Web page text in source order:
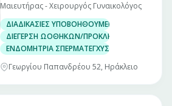
Μαιευτήρας - Χειρουργός Γυναικολόγος
ΔΙΑΔΙΚΑΣΙΕΣ ΥΠΟΒΟΗΘΟΥΜΕΝΗΣ
ΔΙΕΓΕΡΣΗ ΩΟΘΗΚΩΝ/ΠΡΟΚΛΗΣΗ
ΕΝΔΟΜΗΤΡΙΑ ΣΠΕΡΜΑΤΕΓΧΥΣΗ
Γεωργίου Παπανδρέου 52, Ηράκλειο